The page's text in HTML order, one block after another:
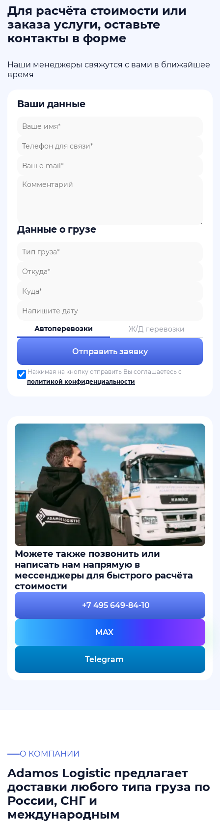
Для расчёта стоимости или
заказа услуги, оставьте
контакты в форме
Наши менеджеры свяжутся с вами в ближайшее
время
Ваши данные
Данные о грузе
Автоперевозки Ж/Д перевозки
Отправить заявку
Нажимая на кнопку отправить Вы соглашаетесь с
политикой конфиденциальности
Можете также позвонить или
написать нам напрямую в
мессенджеры для быстрого расчёта
стоимости
+7 495 649-84-10
MAX
Telegram
О КОМПАНИИ
Adamos Logistic предлагает
доставки любого типа груза по
России, СНГ и
международным